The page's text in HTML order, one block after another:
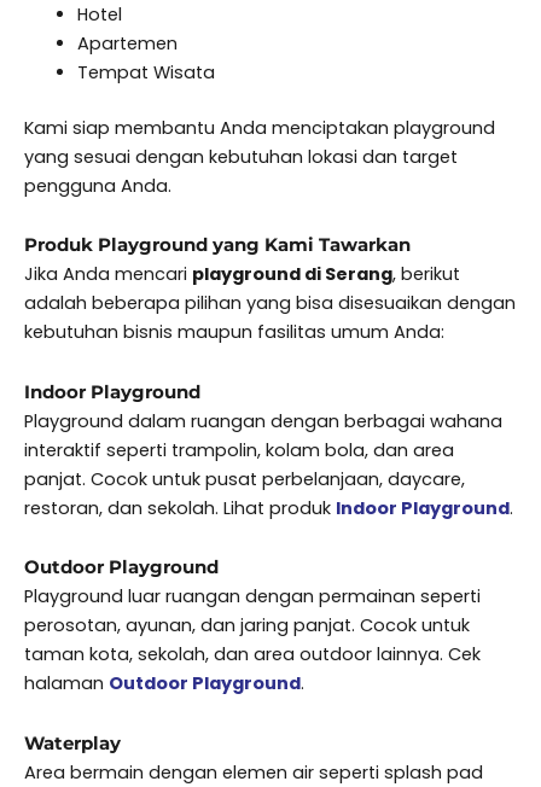
Hotel
Apartemen
Tempat Wisata
Kami siap membantu Anda menciptakan playground
yang sesuai dengan kebutuhan lokasi dan target
pengguna Anda.
Produk Playground yang Kami Tawarkan
Jika Anda mencari playground di Serang, berikut
adalah beberapa pilihan yang bisa disesuaikan dengan
kebutuhan bisnis maupun fasilitas umum Anda:
Indoor Playground
Playground dalam ruangan dengan berbagai wahana
interaktif seperti trampolin, kolam bola, dan area
panjat. Cocok untuk pusat perbelanjaan, daycare,
restoran, dan sekolah. Lihat produk Indoor Playground.
Outdoor Playground
Playground luar ruangan dengan permainan seperti
perosotan, ayunan, dan jaring panjat. Cocok untuk
taman kota, sekolah, dan area outdoor lainnya. Cek
halaman Outdoor Playground.
Waterplay
Area bermain dengan elemen air seperti splash pad